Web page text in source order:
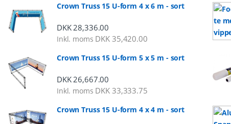
2,248.00 til DKK 5,325.00
Crown Truss 15 U-form 4 x 6 m - sort
DKK28,336.00
Inkl. moms DKK 35,420.00
Crown Truss 15 U-form 5 x 5 m - sort
DKK26,667.00
Inkl. moms DKK 33,333.75
Crown Truss 15 U-form 4 x 4 m - sort